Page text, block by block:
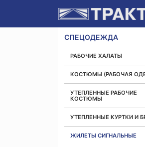
СПЕЦОДЕЖДА
РАБОЧИЕ ХАЛАТЫ
КОСТЮМЫ (РАБОЧАЯ
УТЕПЛЕННЫЕ РАБОЧИЕ
КОСТЮМЫ
УТЕПЛЕННЫЕ КУРТКИ И
ЖИЛЕТЫ СИГНАЛЬНЫЕ